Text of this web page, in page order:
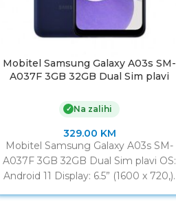
Mobitel Samsung Galaxy A03s SM-
A037F 3GB 32GB Dual Sim plavi
✓ Na zalihi
329.00 KM
Mobitel Samsung Galaxy A03s SM-
A037F 3GB 32GB Dual Sim plavi OS:
Android 11 Display: 6.5” (1600 x 720,).